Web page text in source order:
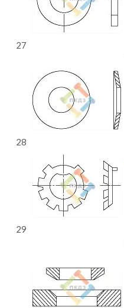
27
28
29